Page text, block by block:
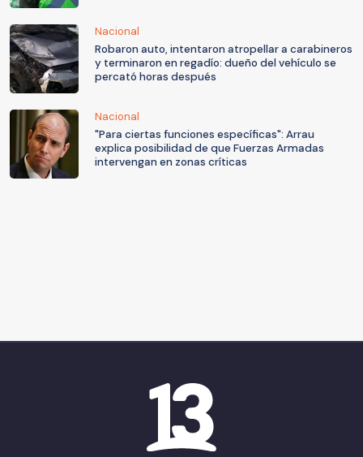
Nacional
Robaron auto, intentaron atropellar a carabineros
y terminaron en regadío: dueño del vehículo se
percató horas después
Nacional
"Para ciertas funciones específicas": Arrau
explica posibilidad de que Fuerzas Armadas
intervengan en zonas críticas